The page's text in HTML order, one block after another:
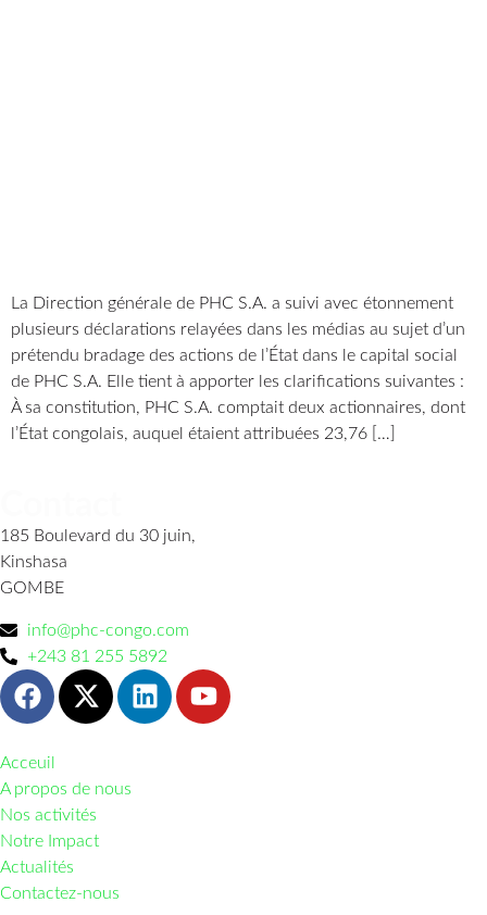
La Direction générale de PHC S.A. a suivi avec étonnement
plusieurs déclarations relayées dans les médias au sujet d’un
prétendu bradage des actions de l’État dans le capital social
de PHC S.A. Elle tient à apporter les clarifications suivantes :
À sa constitution, PHC S.A. comptait deux actionnaires, dont
l’État congolais, auquel étaient attribuées 23,76 […]
185 Boulevard du 30 juin,
Kinshasa
GOMBE
info@phc-congo.com
+243 81 255 5892
Acceuil
A propos de nous
Nos activités
Notre Impact
Actualités
Contactez-nous